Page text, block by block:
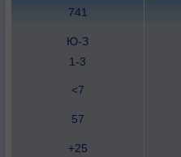
741
Ю-З
1-3
<7
57
+25